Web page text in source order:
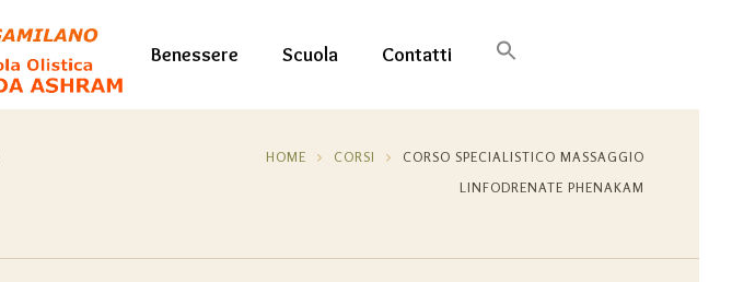
Benessere Scuola Contatti
HOME CORSI
CORSO SPECIALISTICO MASSAGGIO
LINFODRENATE PHENAKAM